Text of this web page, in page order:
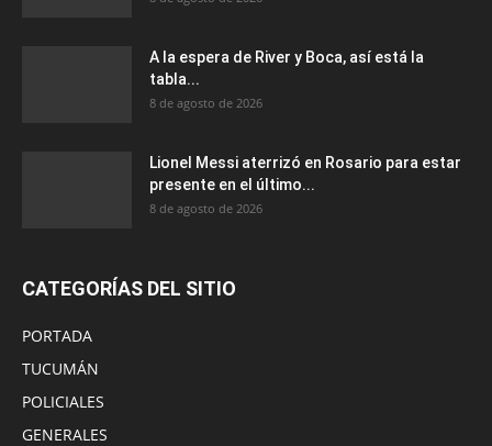
A la espera de River y Boca, así está la
tabla...
8 de agosto de 2026
Lionel Messi aterrizó en Rosario para estar
presente en el último...
8 de agosto de 2026
CATEGORÍAS DEL SITIO
PORTADA
TUCUMÁN
POLICIALES
GENERALES